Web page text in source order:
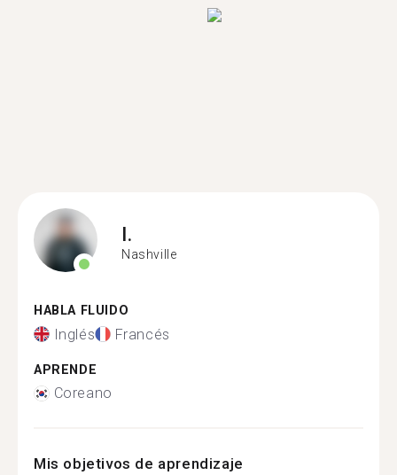
I.
Nashville
HABLA FLUIDO
Inglés Francés
APRENDE
Coreano
Mis objetivos de aprendizaje